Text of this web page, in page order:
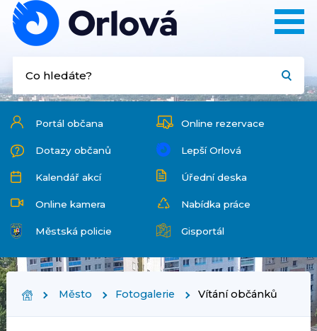
Portál občana Online rezervace
Dotazy občanů Lepší Orlová
Kalendář akcí Úřední deska
Online kamera Nabídka práce
Městská policie Gisportál
Město Fotogalerie Vítání občánků